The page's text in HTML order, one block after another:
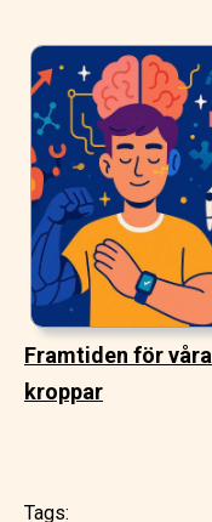
Framtiden för våra
kroppar
Tags: